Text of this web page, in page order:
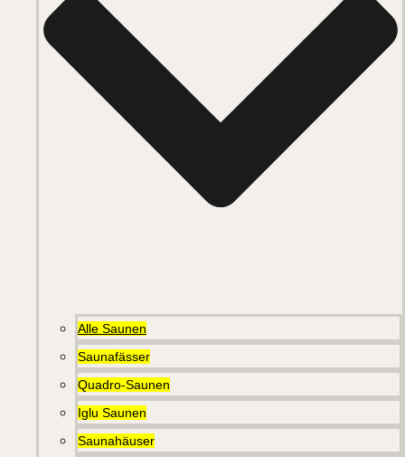
Alle Saunen
Saunafässer
Quadro-Saunen
Iglu Saunen
Saunahäuser